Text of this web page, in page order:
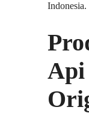
Indonesia.